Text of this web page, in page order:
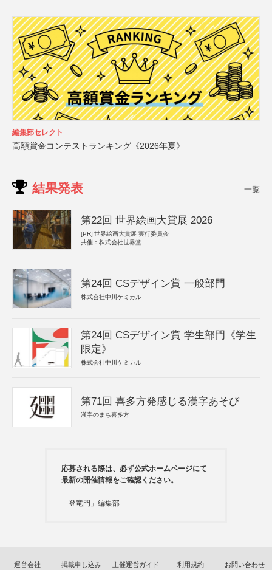
編集部セレクト
高額賞金コンテストランキング《2026年夏》
結果発表 一覧
第22回 世界絵画大賞展 2026
[PR] 世界絵画大賞展 実行委員会
共催：株式会社世界堂
第24回 CSデザイン賞 一般部門
株式会社中川ケミカル
第24回 CSデザイン賞 学生部門《学生
限定》
株式会社中川ケミカル
第71回 喜多方発感じる漢字あそび
漢字のまち喜多方
応募される際は、必ず公式ホームページにて
最新の開催情報をご確認ください。
「登竜門」編集部
運営会社 掲載申し込み 主催運営ガイド 利用規約 お問い合わせ